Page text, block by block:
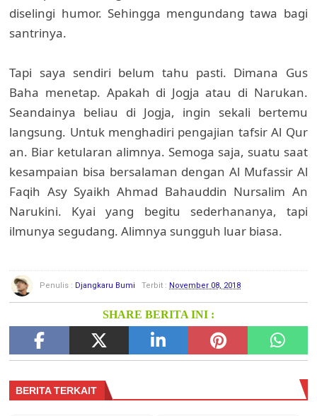
diselingi humor. Sehingga mengundang tawa bagi
santrinya.
Tapi saya sendiri belum tahu pasti. Dimana Gus
Baha menetap. Apakah di Jogja atau di Narukan.
Seandainya beliau di Jogja, ingin sekali bertemu
langsung. Untuk menghadiri pengajian tafsir Al Qur
an. Biar ketularan alimnya. Semoga saja, suatu saat
kesampaian bisa bersalaman dengan Al Mufassir Al
Faqih Asy Syaikh Ahmad Bahauddin Nursalim An
Narukini. Kyai yang begitu sederhananya, tapi
ilmunya segudang. Alimnya sungguh luar biasa.
Penulis : Djangkaru Bumi Terbit : November 08, 2018
SHARE BERITA INI :
BERITA TERKAIT